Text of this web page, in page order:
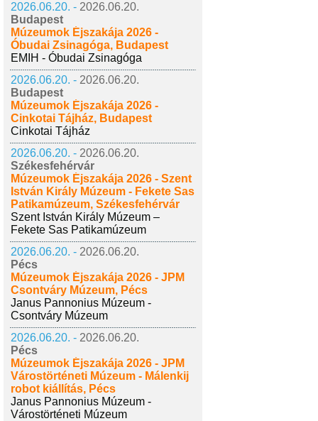
2026.06.20. - 2026.06.20.
Budapest
Múzeumok Éjszakája 2026 -
Óbudai Zsinagóga, Budapest
EMIH - Óbudai Zsinagóga
2026.06.20. - 2026.06.20.
Budapest
Múzeumok Éjszakája 2026 -
Cinkotai Tájház, Budapest
Cinkotai Tájház
2026.06.20. - 2026.06.20.
Székesfehérvár
Múzeumok Éjszakája 2026 - Szent
István Király Múzeum - Fekete Sas
Patikamúzeum, Székesfehérvár
Szent István Király Múzeum –
Fekete Sas Patikamúzeum
2026.06.20. - 2026.06.20.
Pécs
Múzeumok Éjszakája 2026 - JPM
Csontváry Múzeum, Pécs
Janus Pannonius Múzeum -
Csontváry Múzeum
2026.06.20. - 2026.06.20.
Pécs
Múzeumok Éjszakája 2026 - JPM
Várostörténeti Múzeum - Málenkij
robot kiállítás, Pécs
Janus Pannonius Múzeum -
Várostörténeti Múzeum